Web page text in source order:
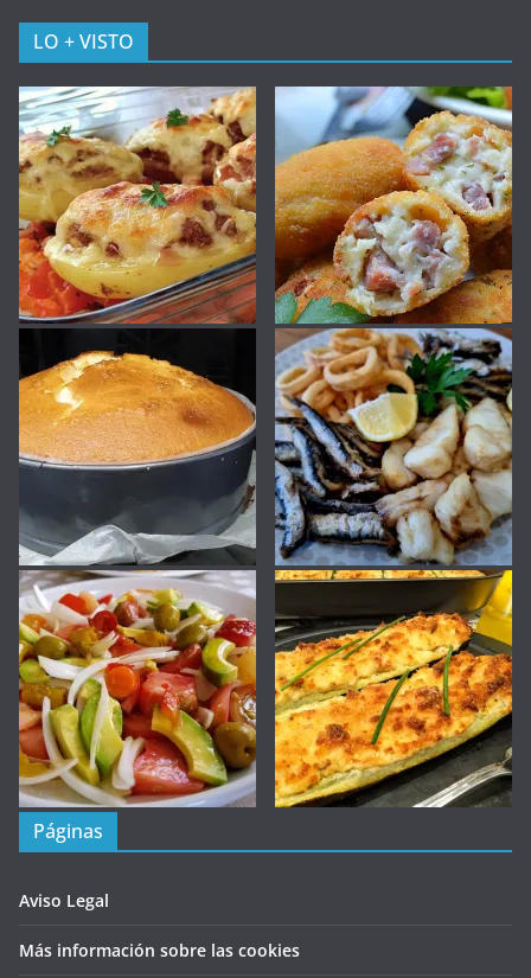
LO + VISTO
Páginas
Aviso Legal
Más información sobre las cookies